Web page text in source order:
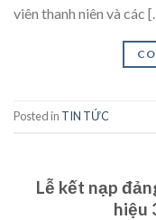
viên thanh niên và các
Posted in TIN TỨC
Lễ kết nạp
hiệu